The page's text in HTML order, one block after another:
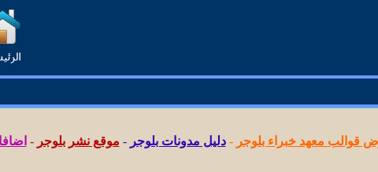
قوالب معهد خبراء بلوجر -دليل مدونات بلوجر - موقع نشر بلوجر -